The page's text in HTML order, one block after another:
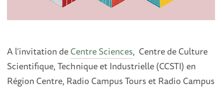
A l’invitation deCentre Sciences, Centre de Culture
Scientifique, Technique et Industrielle (CCSTI) en
Région Centre, Radio Campus Tours et Radio Campus